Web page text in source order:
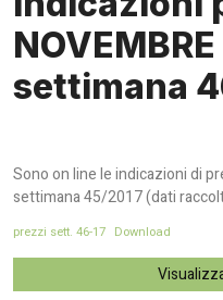
NOVEMBRE
settimana
Sono on line le indicazioni di
settimana 45/2017 (dati
prezzi sett. 46-17 Download